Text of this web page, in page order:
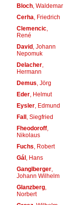
Bloch, Waldemar
Cerha , Friedrich
Clemencic,
René
David, Johann
Nepomuk
Delacher,
Hermann
Demus , Jörg
Eder, Helmut
Eysler, Edmund
Fall, Siegfried
Fheodoroff,
Nikolaus
Fuchs , Robert
Gál, Hans
Ganglberger,
Johann Wilhelm
Glanzberg,
Norbert